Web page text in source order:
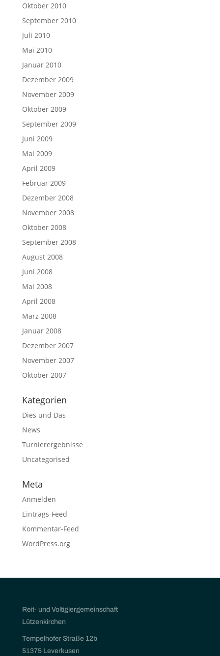
Oktober 2010
September 2010
Juli 2010
Mai 2010
Januar 2010
Dezember 2009
November 2009
Oktober 2009
September 2009
Juni 2009
Mai 2009
April 2009
Februar 2009
Dezember 2008
November 2008
Oktober 2008
September 2008
August 2008
Juni 2008
Mai 2008
April 2008
März 2008
Januar 2008
Dezember 2007
November 2007
Oktober 2007
Kategorien
Dies und Das
News
Turnierergebnisse
Uncategorised
Meta
Anmelden
Eintrags-Feed
Kommentar-Feed
WordPress.org
Reit- und Voltigiergemeinschaft
Lützenkirchen
Tempelhofer Straße 12b
51375 Leverkusen